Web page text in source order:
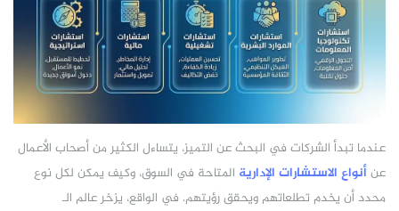
عندما تبدأ الشركات في البحث عن التميز، يتساءل الكثير من أصحاب الأعمال
عنأنواع الاستشارات الإدارية المتاحة في السوق، وكيف يمكن لكل نوع
محدد أن يخدم تطلعاتهم ويحقق رؤيتهم. في الواقع، يزخر عالم الـ